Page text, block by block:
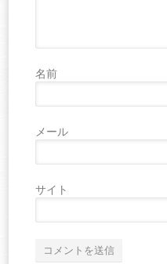
名前
メール
サイト